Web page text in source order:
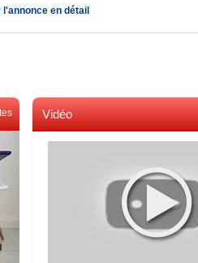
l'annonce en détail
Vidéo